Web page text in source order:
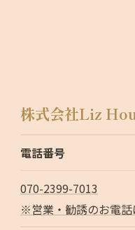
株式会社Liz
電話番号
070-2399-7013
※営業・勧誘のお電話